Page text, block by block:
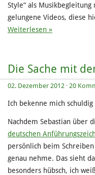
Style“ als
gelungene Videos, diese
Weiterlesen »
Die Sache mit
02. Dezember 2012 · 20
Ich bekenne mich
Nachdem Sebastian über
deutschen
persönlich beim Schreiben
genau nehme. Das sieht
besonders hübsch, ich